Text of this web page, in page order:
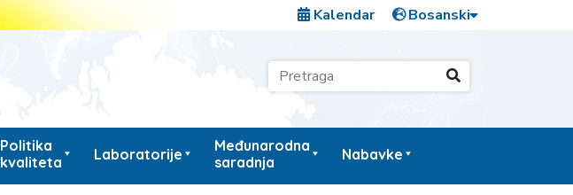
Kalendar
Politika
kvaliteta
Laboratorije
Međunarodna
saradnja
Nabavke